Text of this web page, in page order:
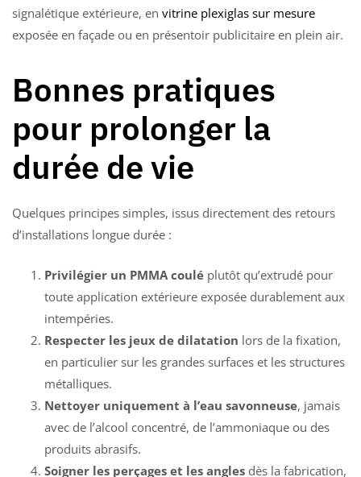
signalétique extérieure, en vitrine plexiglas sur mesure
exposée en façade ou en présentoir publicitaire en plein air.
Bonnes pratiques
pour prolonger la
durée de vie
Quelques principes simples, issus directement des retours
d’installations longue durée :
Privilégier un PMMA coulé plutôt qu’extrudé pour
toute application extérieure exposée durablement aux
intempéries.
Respecter les jeux de dilatation lors de la fixation,
en particulier sur les grandes surfaces et les structures
métalliques.
Nettoyer uniquement à l’eau savonneuse, jamais
avec de l’alcool concentré, de l’ammoniaque ou des
produits abrasifs.
Soigner les perçages et les angles dès la fabrication,